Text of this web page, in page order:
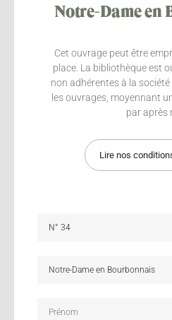
Notre-Dame en
Cet ouvrage peut être
place. La bibliothèque est
non adhérentes à la
les ouvrages, moyennant
par après
Lire nos